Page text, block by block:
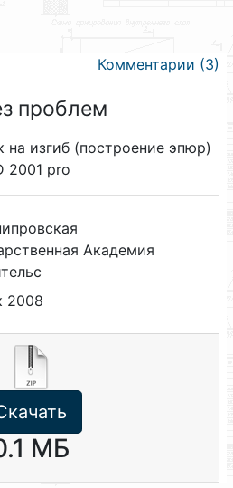
Комментарии (3)
проблем
на изгиб (построение эпюр)
2001 pro
Академия
2008
МБ